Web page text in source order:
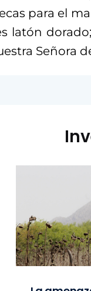
para el
latón
Señora